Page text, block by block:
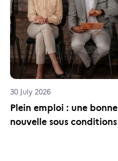
30 July 2026
Plein emploi : une bonne
nouvelle sous conditions